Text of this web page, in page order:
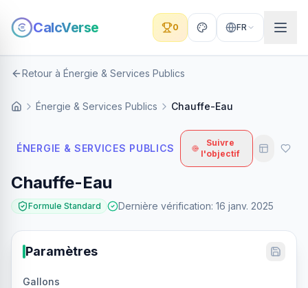
CalcVerse 0 FR
Retour à Énergie & Services Publics
Énergie & Services Publics Chauffe-Eau
ÉNERGIE & SERVICES PUBLICS
Suivre
l'objectif
Chauffe-Eau
Formule Standard Dernière vérification: 16 janv. 2025
Paramètres
Gallons